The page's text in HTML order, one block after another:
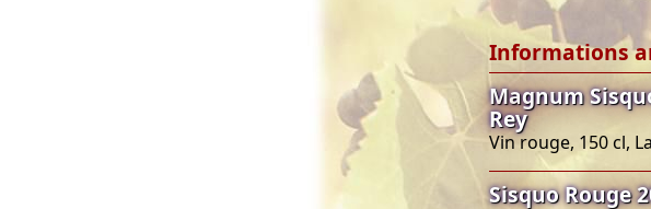
Informations
Magnum
Rey
Vin rouge, 150 cl,
Sisquo Rouge